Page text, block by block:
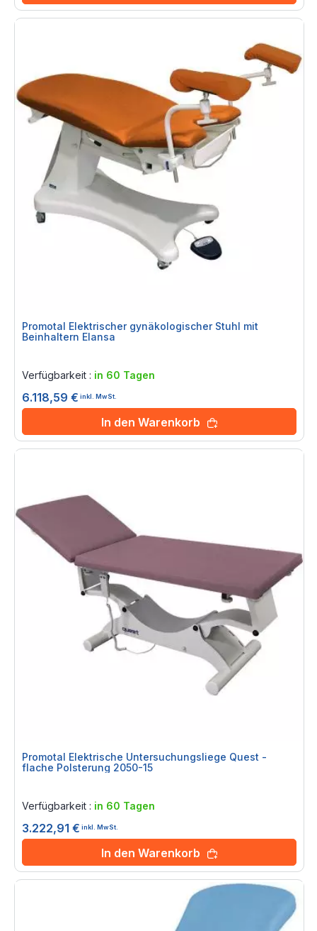
Promotal Elektrischer gynäkologischer Stuhl mit
Beinhaltern Elansa
Verfügbarkeit : in 60 Tagen
6.118,59 € inkl. MwSt.
In den Warenkorb
Promotal Elektrische Untersuchungsliege Quest -
flache Polsterung 2050-15
Verfügbarkeit : in 60 Tagen
3.222,91 € inkl. MwSt.
In den Warenkorb